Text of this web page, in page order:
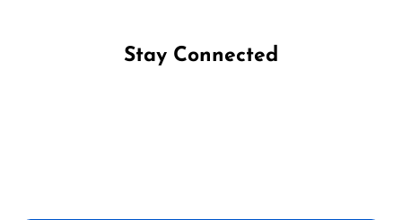
Stay Connected